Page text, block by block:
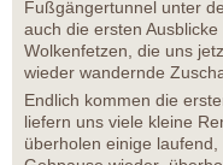
Fußgängertunnel unter
auch die ersten
Wolkenfetzen, die uns
wieder wandernde
Endlich kommen die
liefern uns viele kleine
überholen einige